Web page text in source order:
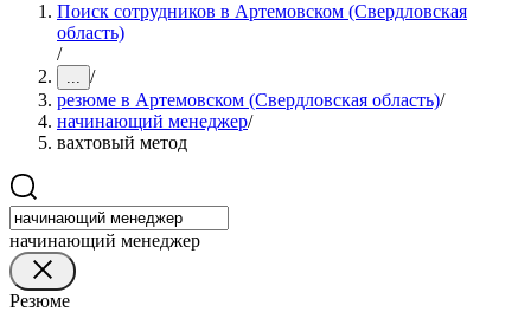
Поиск сотрудников в Артемовском (Свердловская
область)
/
... /
резюме в Артемовском (Свердловская область)/
начинающий менеджер/
вахтовый метод
начинающий менеджер
Резюме